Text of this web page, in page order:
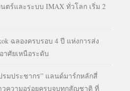
ตร์และระบบ IMAX ทั่วโลก เริ่ม 2
ฉลองครบรอบ 4 ปี แห่งการส่ง
ศัยเหนือระดับ
รมประชากร” แลนด์มาร์กหลักสี่
ความอร่อยครบจบทุกสัญชาติ ที่